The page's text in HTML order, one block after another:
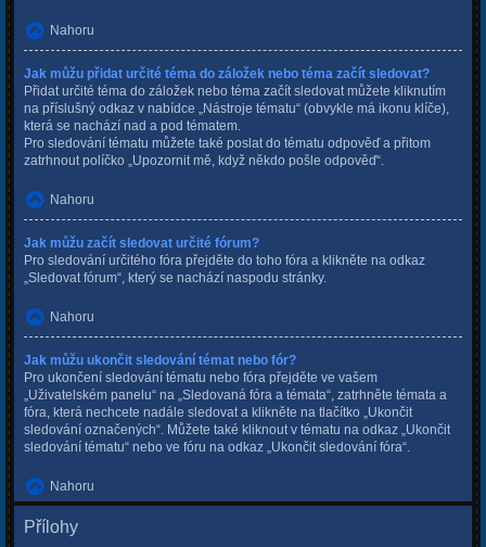
Nahoru
Jak můžu přidat určité téma do záložek nebo téma začít sledovat?
Přidat určité téma do záložek nebo téma začít sledovat můžete kliknutím
na příslušný odkaz v nabídce „Nástroje tématu“ (obvykle má ikonu klíče),
která se nachází nad a pod tématem.
Pro sledování tématu můžete také poslat do tématu odpověď a přitom
zatrhnout políčko „Upozornit mě, když někdo pošle odpověď“.
Nahoru
Jak můžu začít sledovat určité fórum?
Pro sledování určitého fóra přejděte do toho fóra a klikněte na odkaz
„Sledovat fórum“, který se nachází naspodu stránky.
Nahoru
Jak můžu ukončit sledování témat nebo fór?
Pro ukončení sledování tématu nebo fóra přejděte ve vašem
„Uživatelském panelu“ na „Sledovaná fóra a témata“, zatrhněte témata a
fóra, která nechcete nadále sledovat a klikněte na tlačítko „Ukončit
sledování označených“. Můžete také kliknout v tématu na odkaz „Ukončit
sledování tématu“ nebo ve fóru na odkaz „Ukončit sledování fóra“.
Nahoru
Přílohy